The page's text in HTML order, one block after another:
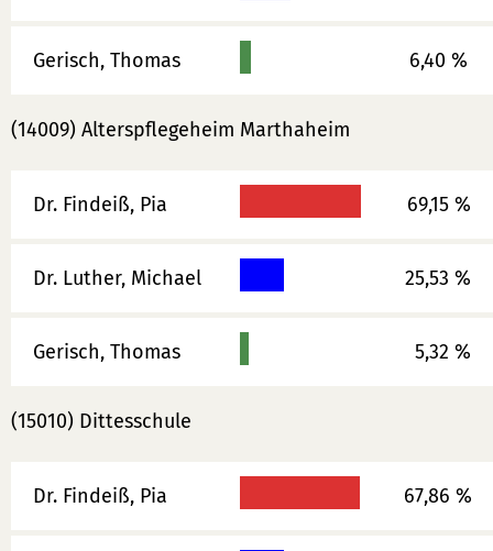
Gerisch, Thomas 6,40 %
(14009) Alterspflegeheim Marthaheim
Dr. Findeiß, Pia 69,15 %
Dr. Luther, Michael 25,53 %
Gerisch, Thomas 5,32 %
(15010) Dittesschule
Dr. Findeiß, Pia 67,86 %